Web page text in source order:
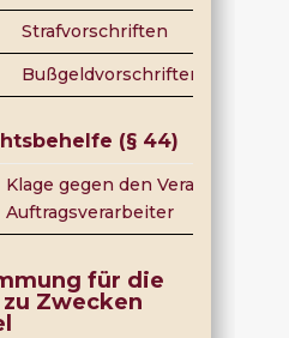
Strafvorschriften
Bußgeldvorschriften
(§ 44)
Klage gegen den
Auftragsverarbeiter
für die
Zwecken